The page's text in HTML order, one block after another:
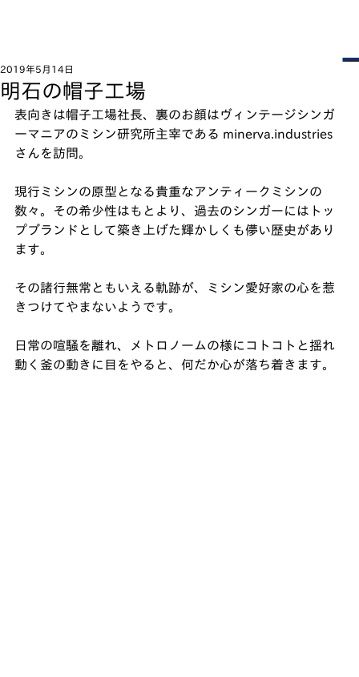
明石の帽子工場
2019年5月14日
表向きは帽子工場社長、裏のお顔はヴィンテージシンガ
ーマニアのミシン研究所主宰である minerva.industries
さんを訪問。
現行ミシンの原型となる貴重なアンティークミシンの
数々。その希少性はもとより、過去のシンガーにはトッ
プブランドとして築き上げた輝かしくも儚い歴史があり
ます。﻿
その諸行無常ともいえる軌跡が、ミシン愛好家の心を惹
きつけてやまないようです。﻿
日常の喧騒を離れ、メトロノームの様にコトコトと揺れ
動く釜の動きに目をやると、何だか心が落ち着きます。﻿